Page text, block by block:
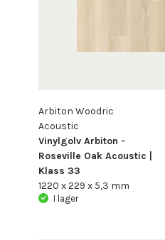
Arbiton Woodric
Acoustic
Vinylgolv Arbiton -
Roseville Oak Acoustic |
Klass 33
1220 x 229 x 5,3 mm
I lager